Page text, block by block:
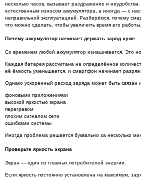
несколько часов, вызывает раздражение и
естественным износом аккумулятора, а иногда — с
неправильной эксплуатацией. Разберёмся, почему
что можно сделать, чтобы увеличить время его работы.
Почему аккумулятор начинает держать заряд хуже
Со временем любой аккумулятор изнашивается. Это
Каждая батарея рассчитана на определённое
её ёмкость уменьшается, и смартфон начинает
Однако ускоренный расход заряда может быть связан
фоновыми приложениями
высокой яркостью экрана
перегревом
плохим сигналом сети
ошибками системы
Иногда проблема решается буквально за несколько
Проверьте яркость экрана
Экран — один из главных потребителей энергии.
Если яркость постоянно установлена на максимум,